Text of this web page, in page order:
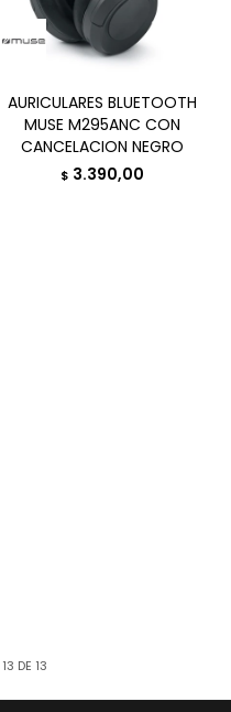
AURICULARES BLUETOOTH
MUSE M295ANC CON
CANCELACION NEGRO
$ 3.390,00
13 DE 13